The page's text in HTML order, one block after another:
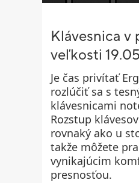
Klávesnica v
veľkosti
Je čas privítať
rozlúčiť sa s
klávesnicami
Rozstup
rovnaký ako u
takže môžete
vynikajúcim
presnosťou.